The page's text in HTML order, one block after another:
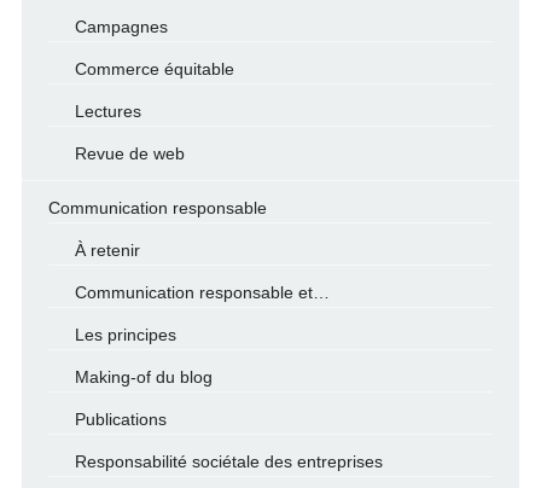
Campagnes
Commerce équitable
Lectures
Revue de web
Communication responsable
À retenir
Communication responsable et…
Les principes
Making-of du blog
Publications
Responsabilité sociétale des entreprises